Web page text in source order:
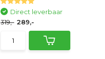
Direct leverbaar
319,- 289,-